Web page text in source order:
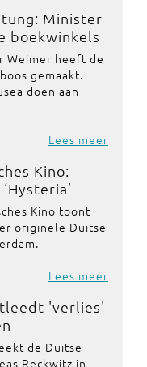
Minister
boekwinkels
Weimer heeft de
gemaakt.
doen aan
Lees meer
Kino:
Kino toont
originele Duitse
Lees meer
'verlies'
de Duitse
Reckwitz in